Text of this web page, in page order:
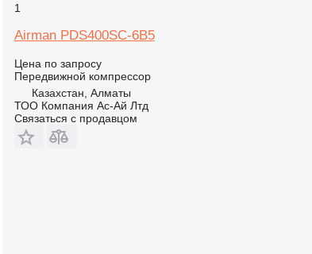
1
Airman PDS400SC-6B5
Цена по запросу
Передвижной компрессор
Казахстан, Алматы
ТОО Компания Ас-Ай Лтд
Связаться с продавцом